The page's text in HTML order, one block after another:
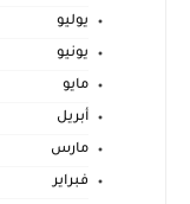
يوليو
يونيو
مايو
أبريل
مارس
فبراير